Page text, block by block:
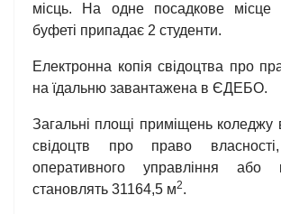
місць. На одне посадкове місце
буфеті припадає 2 студенти.
Електронна копія свідоцтва про
на їдальню завантажена в ЄДЕБО.
Загальні площі приміщень коледжу
свідоцтв про право власності,
оперативного управління або
становлять 31164,5 м2.